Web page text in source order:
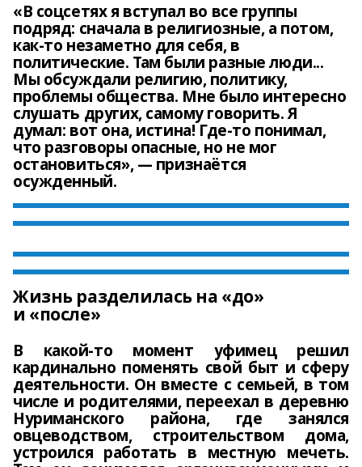
«В соцсетях я вступал во все группы
подряд: сначала в религиозные, а потом,
как-то незаметно для себя, в
политические. Там были разные люди...
Мы обсуждали религию, политику,
проблемы общества. Мне было интересно
слушать других, самому говорить. Я
думал: вот она, истина! Где-то понимал,
что разговоры опасные, но не мог
остановиться», — признаётся
осужденный.
Жизнь разделилась на «до»
и «после»
В какой-то момент уфимец решил
кардинально поменять свой быт и сферу
деятельности. Он вместе с семьей, в том
числе и родителями, переехал в деревню
Нуриманского района, где занялся
овцеводством, строительством дома,
устроился работать в местную мечеть.